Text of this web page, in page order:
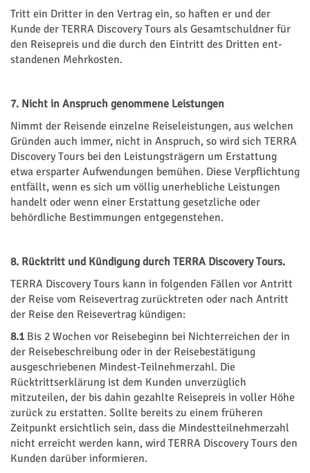
Tritt ein Dritter in den Vertrag ein, so haften er und der
Kunde der TERRA Discovery Tours als Gesamtschuldner für
den Reisepreis und die durch den Ein­tritt des Drit­ten ent­
stan­de­nen Mehr­kos­ten.
7. Nicht in Anspruch ge­nom­me­ne Leistungen
Nimmt der Reisende einzelne Reiseleistungen, aus welchen
Gründen auch immer, nicht in Anspruch, so wird sich TERRA
Discovery Tours bei den Leistungsträgern um Erstattung
etwa ersparter Aufwendungen bemühen. Diese Verpflichtung
entfällt, wenn es sich um völlig unerhebliche Leistungen
handelt oder wenn einer Erstattung gesetzliche oder
behördliche Bestimmungen entgegenstehen.
8. Rücktritt und Kündigung durch TERRA Discovery Tours.
TERRA Discovery Tours kann in folgenden Fällen vor Antritt
der Reise vom Reisevertrag zurücktreten oder nach Antritt
der Reise den Reisevertrag kün­di­gen:
8.1Bis 2 Wochen vor Reisebeginn bei Nichterreichen der in
der Reisebeschreibung oder in der Reisebestätigung
ausgeschriebenen Mindest-Teilnehmerzahl. Die
Rücktrittserklärung ist dem Kunden unverzüglich
mitzuteilen, der bis dahin gezahlte Reisepreis in voller Höhe
zurück zu erstatten. Sollte bereits zu einem früheren
Zeitpunkt ersichtlich sein, dass die Mindestteilnehmerzahl
nicht erreicht werden kann, wird TERRA Discovery Tours den
Kunden darüber informieren.